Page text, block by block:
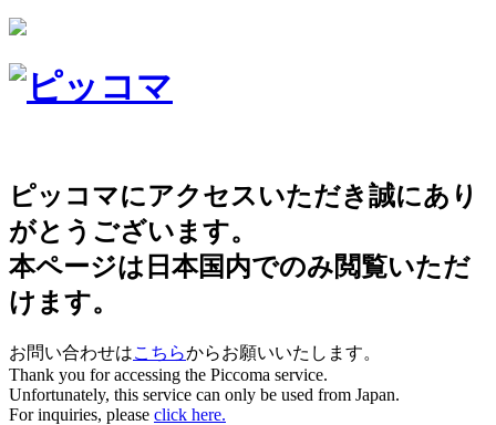
ピッコマにアクセスいただき誠にあり
がとうございます。
本ページは日本国内でのみ閲覧いただ
けます。
お問い合わせはこちらからお願いいたします。
Thank you for accessing the Piccoma service.
Unfortunately, this service can only be used from Japan.
For inquiries, please click here.